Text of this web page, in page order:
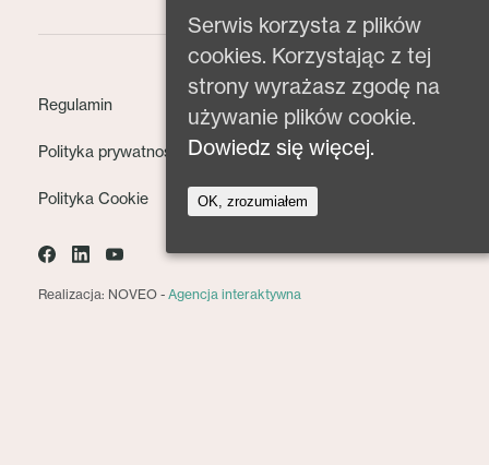
Regulamin
Polityka prywatności
Polityka Cookie
Realizacja: NOVEO - Agencja interaktywna
Serwis korzysta z plików
cookies. Korzystając z tej
strony wyrażasz zgodę na
używanie plików cookie.
Dowiedz się więcej.
OK, zrozumiałem